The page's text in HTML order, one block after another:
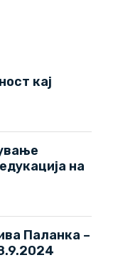
кај
на
Паланка –